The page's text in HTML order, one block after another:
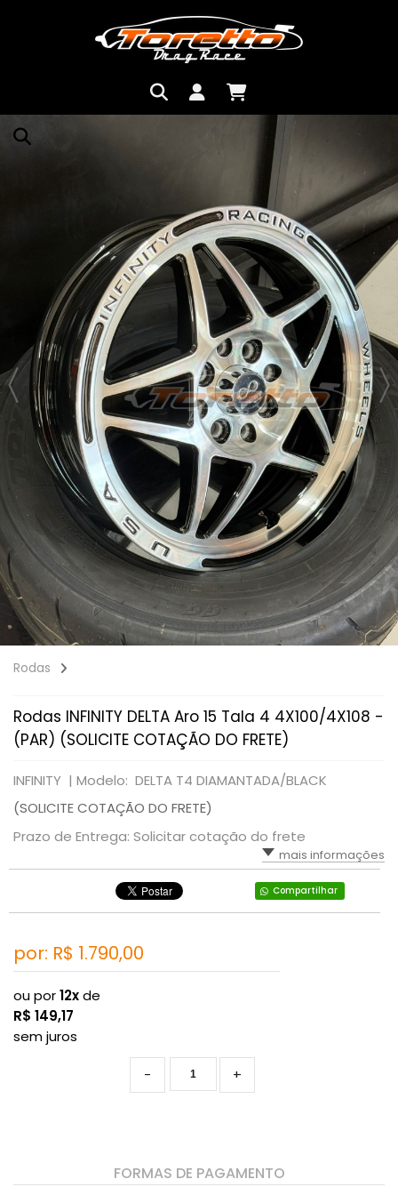
Rodas
Rodas INFINITY DELTA Aro 15 Tala 4 4X100/4X108 -
(PAR) (SOLICITE COTAÇÃO DO FRETE)
INFINITY | Modelo: DELTA T4 DIAMANTADA/BLACK
(SOLICITE COTAÇÃO DO FRETE)
Prazo de Entrega: Solicitar cotação do frete
mais informações
Compartilhar
por: R$ 1.790,00
ou por12xde
R$ 149,17
sem juros
+
-
FORMAS DE PAGAMENTO